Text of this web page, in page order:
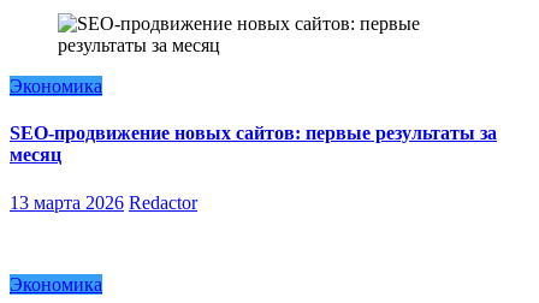
Экономика
SEO-продвижение новых сайтов: первые результаты за
месяц
13 марта 2026 Redactor
Экономика